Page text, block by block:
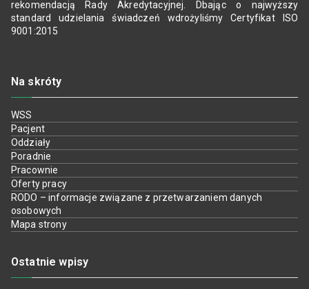
rekomendacją Rady Akredytacyjnej. Dbając o najwyższy
standard udzielania świadczeń wdrożyliśmy Certyfikat ISO
9001:2015
Na skróty
WSS
Pacjent
Oddziały
Poradnie
Pracownie
Oferty pracy
RODO – informacje związane z przetwarzaniem danych
osobowych
Mapa strony
Ostatnie wpisy